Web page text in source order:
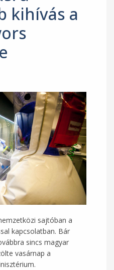
kihívás a
sajtóban a
kapcsolatban. Bár
sincs magyar
vasárnap a